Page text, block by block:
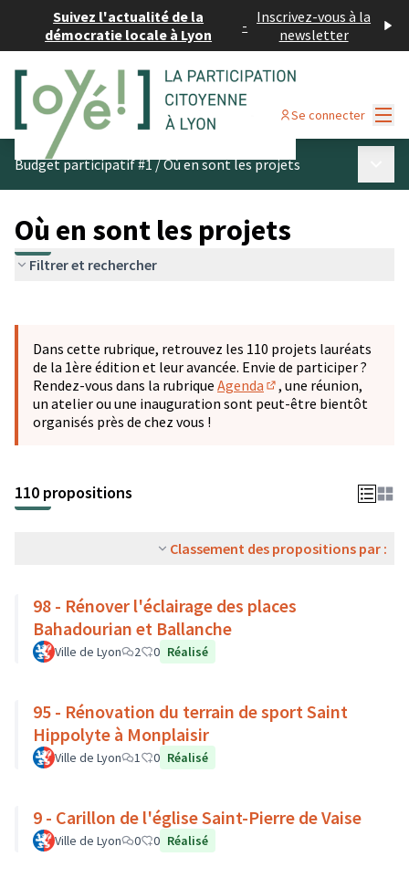
Suivez l'actualité de la
démocratie locale à Lyon
- Inscrivez-vous à la
newsletter
Se connecter
Budget participatif #1/Où en sont les projets
Où en sont les projets
Filtrer et rechercher
−
Dans cette rubrique, retrouvez les 110 projets lauréats
de la 1ère édition et leur avancée. Envie de participer ?
Rendez-vous dans la rubrique Agenda
(S'ouvre dans un
, une réunion,
un atelier ou une inauguration sont peut-être bientôt
organisés près de chez vous !
110 propositions
Classement des propositions par :
98 - Rénover l'éclairage des places
Bahadourian et Ballanche
Ville de Lyon 2 0 Réalisé
95 - Rénovation du terrain de sport Saint
Hippolyte à Monplaisir
Ville de Lyon 1 0 Réalisé
9 - Carillon de l'église Saint-Pierre de Vaise
Ville de Lyon 0 0 Réalisé